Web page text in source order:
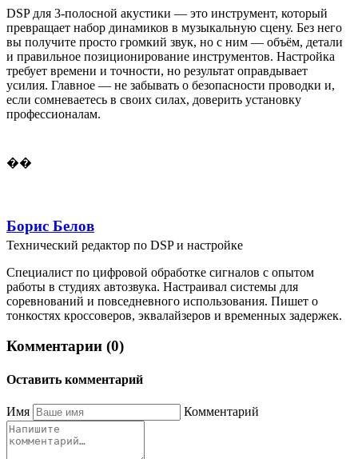
DSP для 3-полосной акустики — это инструмент, который
превращает набор динамиков в музыкальную сцену. Без него
вы получите просто громкий звук, но с ним — объём, детали
и правильное позиционирование инструментов. Настройка
требует времени и точности, но результат оправдывает
усилия. Главное — не забывать о безопасности проводки и,
если сомневаетесь в своих силах, доверить установку
профессионалам.
��
Борис Белов
Технический редактор по DSP и настройке
Специалист по цифровой обработке сигналов с опытом
работы в студиях автозвука. Настраивал системы для
соревнований и повседневного использования. Пишет о
тонкостях кроссоверов, эквалайзеров и временных задержек.
Комментарии (0)
Оставить комментарий
Имя Комментарий